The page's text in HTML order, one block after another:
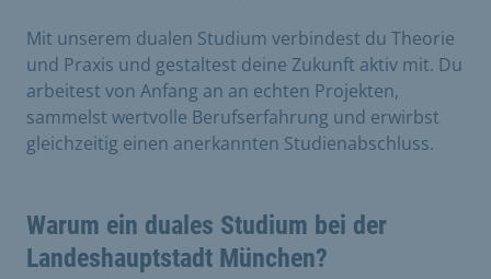
Mit unserem dualen Studium verbindest du Theorie
und Praxis und gestaltest deine Zukunft aktiv mit. Du
arbeitest von Anfang an an echten Projekten,
sammelst wertvolle Berufserfahrung und erwirbst
gleichzeitig einen anerkannten Studienabschluss.
Warum ein duales Studium bei der
Landeshauptstadt München?